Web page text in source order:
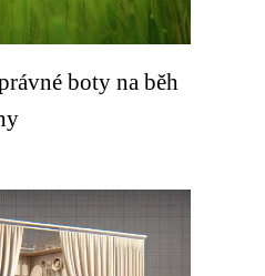
boty na běh